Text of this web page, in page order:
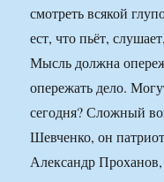
смотреть всякой
ест, что пьёт,
Мысль должна
опережать дело.
сегодня? Сложный
Шевченко, он
Александр